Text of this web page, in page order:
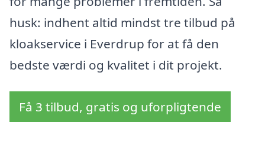
husk: indhent altid mindst tre tilbud på
kloakservice i Everdrup for at få den
bedste værdi og kvalitet i dit projekt.
Få 3 tilbud, gratis og uforpligtende